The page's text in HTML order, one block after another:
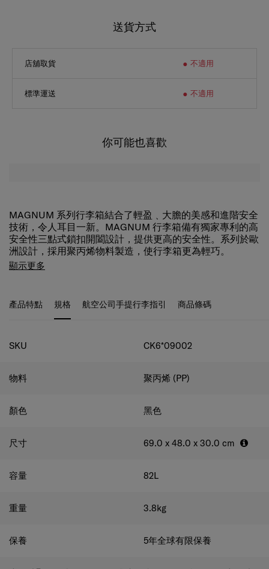
送貨方式
店舖取貨 不適用
標準運送 不適用
你可能也喜歡
MAGNUM 系列行李箱結合了輕盈﹑大膽的美感和進階安全
技術，令人耳目一新。MAGNUM 行李箱備有獨家專利的高
安全性三點式鎖扣開闔設計，提供更高的安全性。系列於歐
洲設計，採用聚丙烯物料製造，使行李箱更為輕巧。
MAGNUM 系列行李箱容量大，內附有可拆卸的分隔層，方
顯示更多
產品特點 規格 航空公司手提行李指引 商品條碼
規格
SKU CK6*09002
物料 聚丙烯 (PP)
顏色 黑色
尺寸 69.0 x 48.0 x 30.0 cm
容量 82L
重量 3.8kg
保養 5年全球有限保養